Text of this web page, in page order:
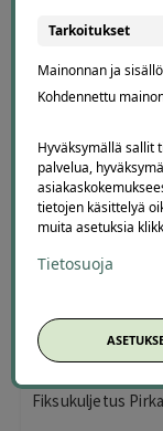
89,00€ 59,00
muuttohenkilöä ja
pakettiauton |
Pirkanmaa
Fiksukuljetus
Tarkoitukset
Mainonnan ja
Kohdennettu
Hyväksymällä sallit
palvelua,
tietojen käsittelyä
muita asetuksia
Tietosuoja